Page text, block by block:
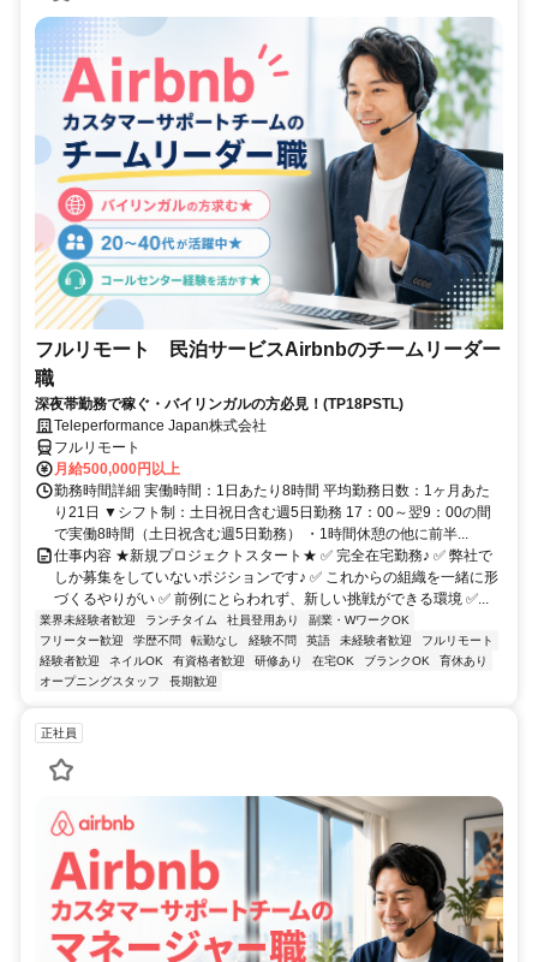
フルリモート 民泊サービスAirbnbのチームリーダー
職
深夜帯勤務で稼ぐ・バイリンガルの方必見！(TP18PSTL)
Teleperformance Japan株式会社
フルリモート
月給500,000円以上
勤務時間詳細 実働時間：1日あたり8時間 平均勤務日数：1ヶ月あた
り21日 ▼シフト制：土日祝日含む週5日勤務 17：00～翌9：00の間
で実働8時間（土日祝含む週5日勤務） ・1時間休憩の他に前半...
仕事内容 ★新規プロジェクトスタート★ ✅ 完全在宅勤務♪ ✅ 弊社で
しか募集をしていないポジションです♪ ✅ これからの組織を一緒に形
づくるやりがい ✅ 前例にとらわれず、新しい挑戦ができる環境 ✅...
業界未経験者歓迎 ランチタイム 社員登用あり
副業・WワークOK
フリーター歓迎
学歴不問 転勤なし 経験不問 英語 未経験者歓迎
フルリモート
経験者歓迎
ネイルOK 有資格者歓迎 研修あり 在宅OK ブランクOK
育休あり
オープニングスタッフ
長期歓迎
正社員